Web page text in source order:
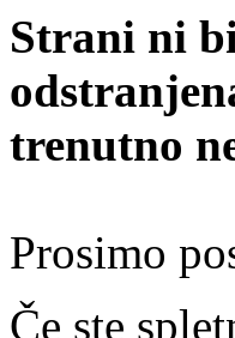
Strani ni
trenutno
Prosimo
Če ste